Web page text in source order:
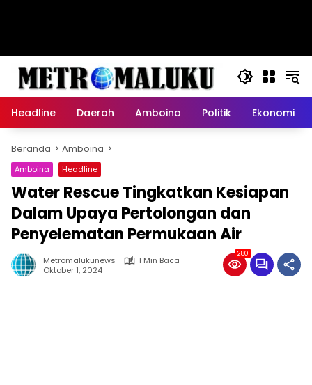
Headline Daerah Amboina Politik Ekonomi
Beranda Amboina
Amboina Headline
Water Rescue Tingkatkan Kesiapan
Dalam Upaya Pertolongan dan
Penyelematan Permukaan Air
Metromalukunews
1 Min Baca
Oktober 1, 2024
280